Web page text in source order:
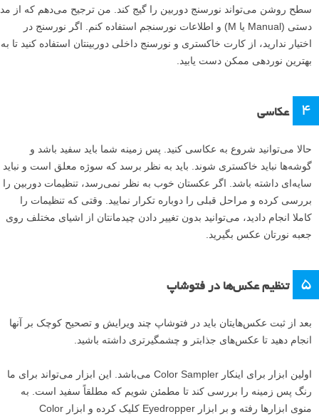
سطح روشن می‌تواند نورسنج دوربین را گیج کند. من ترجیح می‌دهم که از مد
دستی (Manual یا M) و اطلاعات نورسنجم استفاده کنم. اگر نورسنج در
اختیار ندارید، از کارت خاکستری و نورسنج داخلی دوربینتان استفاده کنید تا به
بهترین نوردهی ممکن دست یابید.
۴ عکاسی
حالا می‌توانید شروع به عکاسی کنید. پس زمینه شما باید سفید باشد و
گوشه‌ها نباید خاکستری شوند. باید به نظر برسد که سوژه معلق است و نباید
سایه‌ای داشته باشد. اگر عکستان خوب به نظر نمی‌رسد، تنظیمات دوربین را
بررسی کرده و مراحل قبلی را دوباره تکرار نمایید. وقتی که تنظیمات را
کاملا انجام دادید، می‌توانید بدون تغییر دادن چیدمانتان از اشیای مختلف روی
جعبه نورتان عکس بگیرید.
۵ تنظیم عکس‌ها در فتوشاپ
بعد از ثبت عکس‌هایتان باید در فتوشاپ چند ویرایش و تصحیح کوچک بر آنها
انجام دهید تا عکس‌های جذابتر و چشمگیرتری داشته باشید.
اولین ابزار برای اینکار Color Sampler می‌‌‌باشد. این ابزار می‌تواند برای ما
رنگ پس زمینه را بررسی کند تا مطمئن شویم که مطلقاً سفید است. به
منوی ابزارها رفته و بر ابزار Eyedropper کلیک کرده و ابزار Color